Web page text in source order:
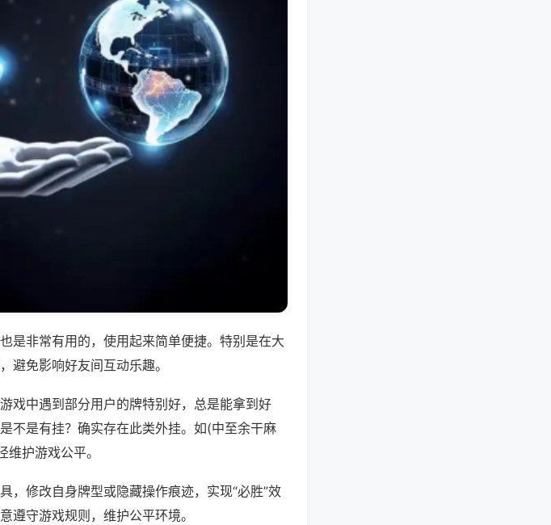
是非常有用的，使用起来简单便捷。特别是在大
避免影响好友间互动乐趣。
戏中遇到部分用户的牌特别好，总是能拿到好
不是有挂？确实存在此类外挂。如(中至余干麻
护游戏公平。
，修改自身牌型或隐藏操作痕迹，实现“必胜”效
遵守游戏规则，维护公平环境。